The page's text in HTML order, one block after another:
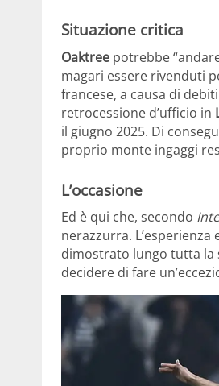
Situazione critica
Oaktree potrebbe
magari essere rivenduti
francese, a causa di
retrocessione d’ufficio in
il giugno 2025. Di
proprio monte ingaggi
L’occasione
Ed è qui che, secondo
nerazzurra.
dimostrato lungo tutta la
decidere di fare